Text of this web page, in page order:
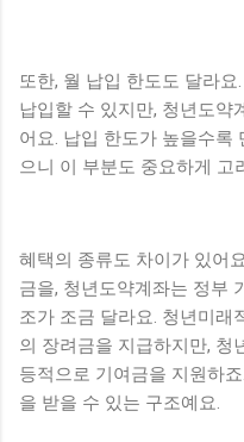
또한, 월 납입 한도도 달라
납입할 수 있지만, 청년도약
어요. 납입 한도가 높을수록
으니 이 부분도 중요하게 고
혜택의 종류도 차이가 있어
금을, 청년도약계좌는 정부
조가 조금 달라요. 청년미래
의 장려금을 지급하지만, 청
등적으로 기여금을 지원하
을 받을 수 있는 구조예요.